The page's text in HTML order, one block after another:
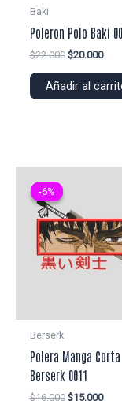
Baki
Poleron Polo Baki
$22.000 El
original
$20.000El
Añadir al
-6%
-6%
Berserk
Polera Manga Corta
Berserk 0011
$16.000 El
$15.000El